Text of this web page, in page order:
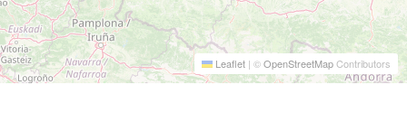
Leaflet | ©OpenStreetMapContributors